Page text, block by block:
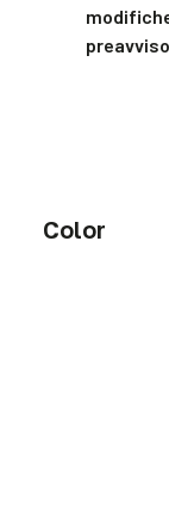
Color